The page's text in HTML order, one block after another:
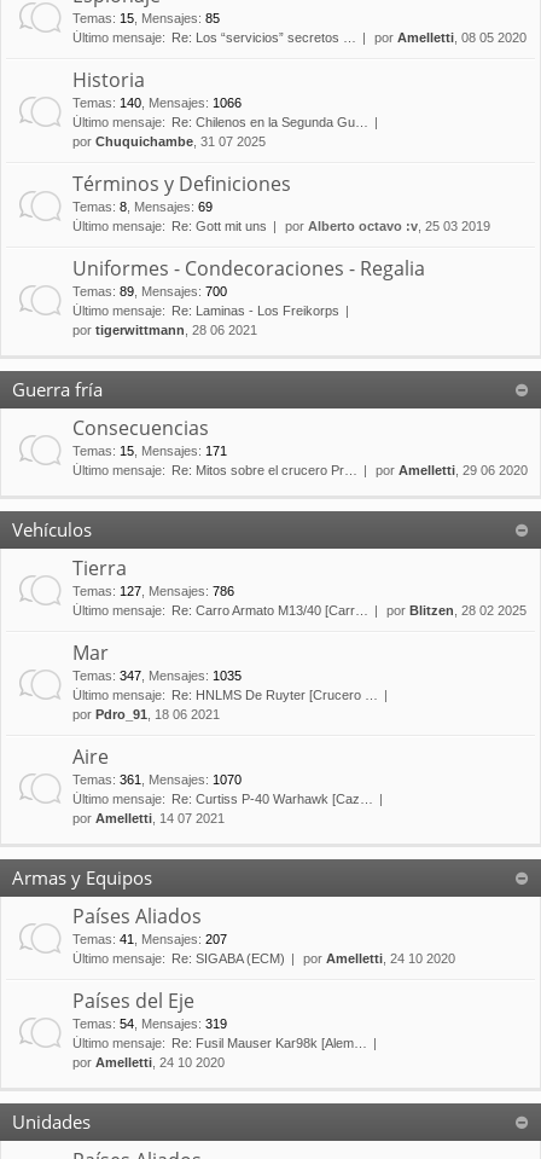
Temas: 15 Mensajes: 85
Último mensaje:
Re: Los “servicios” secretos … por Amelletti , 08 05 2020
Historia
Temas: 140 Mensajes: 1066
Último mensaje:
Re: Chilenos en la Segunda Gu…
por Chuquichambe , 31 07 2025
Términos y Definiciones
Temas: 8 Mensajes: 69
Último mensaje:
Re: Gott mit uns por Alberto octavo :v , 25 03 2019
Uniformes - Condecoraciones - Regalia
Temas: 89 Mensajes: 700
Último mensaje:
Re: Laminas - Los Freikorps
por tigerwittmann , 28 06 2021
Guerra fría
Consecuencias
Temas: 15 Mensajes: 171
Último mensaje:
Re: Mitos sobre el crucero Pr… por Amelletti , 29 06 2020
Vehículos
Tierra
Temas: 127 Mensajes: 786
Último mensaje:
Re: Carro Armato M13/40 [Carr… por Blitzen , 28 02 2025
Mar
Temas: 347 Mensajes: 1035
Último mensaje:
Re: HNLMS De Ruyter [Crucero …
por Pdro_91 , 18 06 2021
Aire
Temas: 361 Mensajes: 1070
Último mensaje:
Re: Curtiss P-40 Warhawk [Caz…
por Amelletti , 14 07 2021
Armas y Equipos
Países Aliados
Temas: 41 Mensajes: 207
Último mensaje:
Re: SIGABA (ECM) por Amelletti , 24 10 2020
Países del Eje
Temas: 54 Mensajes: 319
Último mensaje:
Re: Fusil Mauser Kar98k [Alem…
por Amelletti , 24 10 2020
Unidades